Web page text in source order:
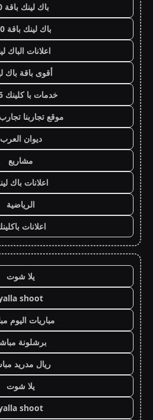
باك لينك باقة 20
باك لينك باقة 100
اعلانات الباك
أقوى باقة باك
خدمات با كلينك 2026
موقع تجاربنا
ديوان العرب
مشاريع
اعلانات باك
الرياضية
اعلانات
يلا شوت
shoot
مباريات اليوم
برشلونة
ريال مدريد
يلا شوت
shoot